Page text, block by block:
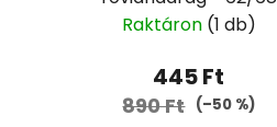
Raktáron (1 db)
445 Ft
890 Ft (–50 %)